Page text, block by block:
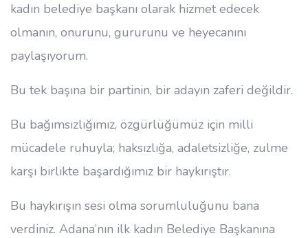
kadın belediye başkanı olarak hizmet edecek
olmanın, onurunu, gururunu ve heyecanını
paylaşıyorum.
Bu tek başına bir partinin, bir adayın zaferi değildir.
Bu bağımsızlığımız, özgürlüğümüz için milli
mücadele ruhuyla; haksızlığa, adaletsizliğe, zulme
karşı birlikte başardığımız bir haykırıştır.
Bu haykırışın sesi olma sorumluluğunu bana
verdiniz. Adana’nın ilk kadın Belediye Başkanına